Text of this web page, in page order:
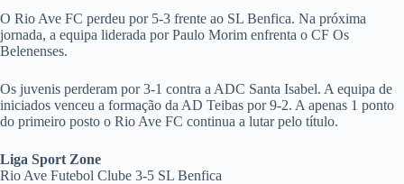
O Rio Ave FC perdeu por 5-3 frente ao SL Benfica. Na próxima
jornada, a equipa liderada por Paulo Morim enfrenta o CF Os
Belenenses.
Os juvenis perderam por 3-1 contra a ADC Santa Isabel. A equipa de
iniciados venceu a formação da AD Teibas por 9-2. A apenas 1 ponto
do primeiro posto o Rio Ave FC continua a lutar pelo título.
Liga Sport Zone
Rio Ave Futebol Clube 3-5 SL Benfica